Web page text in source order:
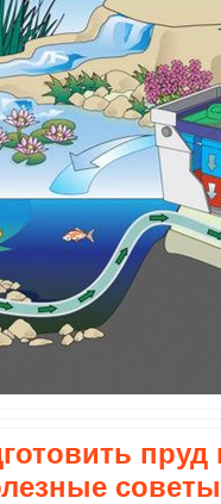
пруд
советы